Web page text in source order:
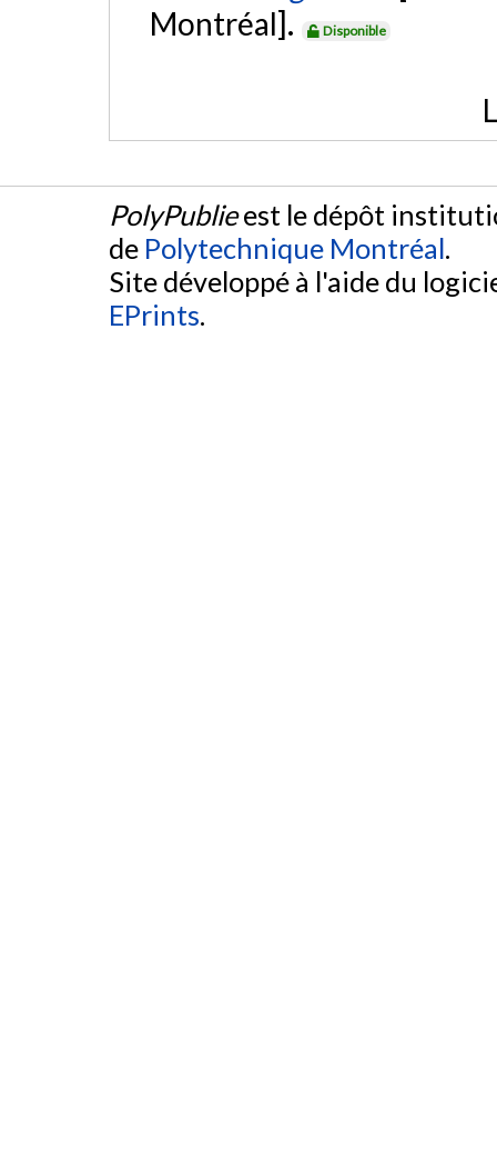
Montréal].
Disponible
PolyPublieest le dépôt
de Polytechnique Montréal.
Site développé à l'aide du
EPrints.